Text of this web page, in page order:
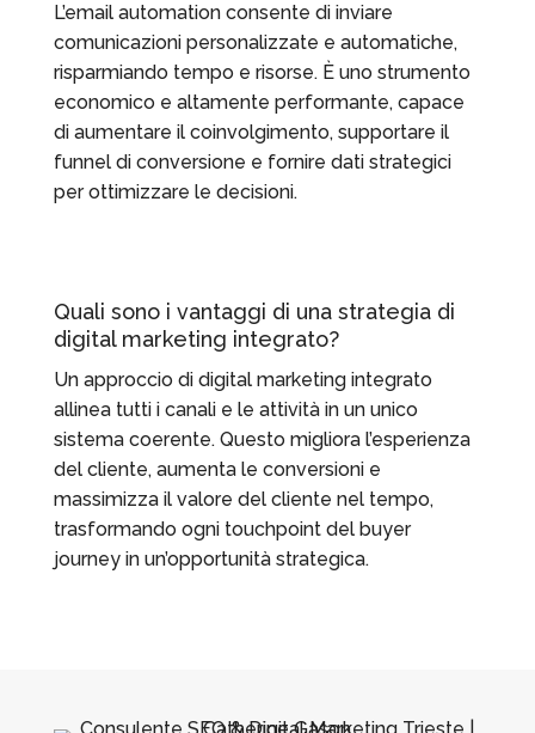
L’email automation consente di inviare
comunicazioni personalizzate e automatiche,
risparmiando tempo e risorse. È uno strumento
economico e altamente performante, capace
di aumentare il coinvolgimento, supportare il
funnel di conversione e fornire dati strategici
per ottimizzare le decisioni.
Quali sono i vantaggi di una strategia di
digital marketing integrato?
Un approccio di digital marketing integrato
allinea tutti i canali e le attività in un unico
sistema coerente. Questo migliora l’esperienza
del cliente, aumenta le conversioni e
massimizza il valore del cliente nel tempo,
trasformando ogni touchpoint del buyer
journey in un’opportunità strategica.